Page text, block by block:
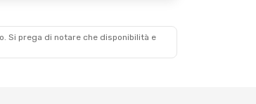
Si prega di notare che disponibilità e